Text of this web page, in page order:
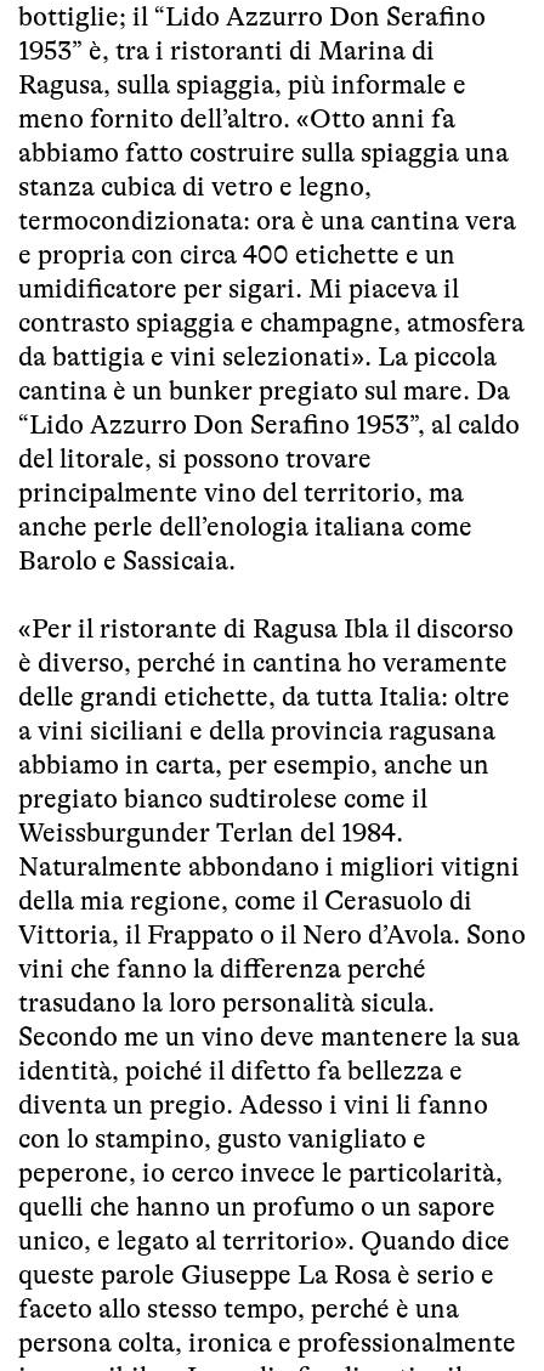
bottiglie; il “Lido Azzurro Don Serafino
1953” è, tra i ristoranti di Marina di
Ragusa, sulla spiaggia, più informale e
meno fornito dell’altro. «Otto anni fa
abbiamo fatto costruire sulla spiaggia una
stanza cubica di vetro e legno,
termocondizionata: ora è una cantina vera
e propria con circa 400 etichette e un
umidificatore per sigari. Mi piaceva il
contrasto spiaggia e champagne, atmosfera
da battigia e vini selezionati». La piccola
cantina è un bunker pregiato sul mare. Da
“Lido Azzurro Don Serafino 1953”, al caldo
del litorale, si possono trovare
principalmente vino del territorio, ma
anche perle dell’enologia italiana come
Barolo e Sassicaia.
«Per il ristorante di Ragusa Ibla il discorso
è diverso, perché in cantina ho veramente
delle grandi etichette, da tutta Italia: oltre
a vini siciliani e della provincia ragusana
abbiamo in carta, per esempio, anche un
pregiato bianco sudtirolese come il
Weissburgunder Terlan del 1984.
Naturalmente abbondano i migliori vitigni
della mia regione, come il Cerasuolo di
Vittoria, il Frappato o il Nero d’Avola. Sono
vini che fanno la differenza perché
trasudano la loro personalità sicula.
Secondo me un vino deve mantenere la sua
identità, poiché il difetto fa bellezza e
diventa un pregio. Adesso i vini li fanno
con lo stampino, gusto vanigliato e
peperone, io cerco invece le particolarità,
quelli che hanno un profumo o un sapore
unico, e legato al territorio». Quando dice
queste parole Giuseppe La Rosa è serio e
faceto allo stesso tempo, perché è una
persona colta, ironica e professionalmente